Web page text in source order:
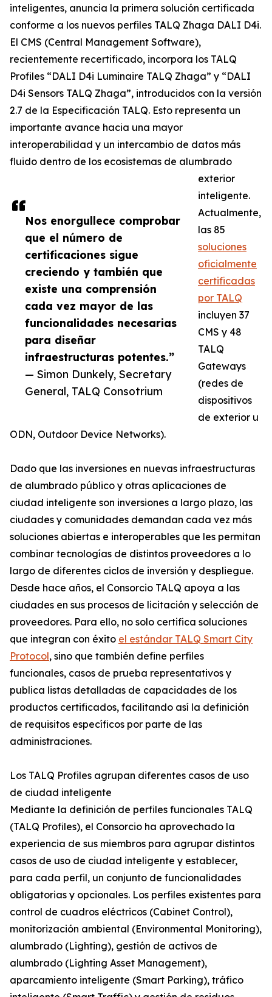
Nos enorgullece comprobar
que el número de
certificaciones sigue
creciendo y también que
existe una comprensión
cada vez mayor de las
funcionalidades necesarias
para diseñar
infraestructuras potentes.”
— Simon Dunkely, Secretary
General, TALQ Consotrium
inteligentes, anuncia la primera solución certificada
conforme a los nuevos perfiles TALQ Zhaga DALI D4i.
El CMS (Central Management Software),
recientemente recertificado, incorpora los TALQ
Profiles “DALI D4i Luminaire TALQ Zhaga” y “DALI
D4i Sensors TALQ Zhaga”, introducidos con la versión
2.7 de la Especificación TALQ. Esto representa un
importante avance hacia una mayor
interoperabilidad y un intercambio de datos más
fluido dentro de los ecosistemas de alumbrado
exterior
inteligente.
Actualmente,
las 85
soluciones
oficialmente
certificadas
por TALQ
incluyen 37
CMS y 48
TALQ
Gateways
(redes de
dispositivos
de exterior u
ODN, Outdoor Device Networks).
Dado que las inversiones en nuevas infraestructuras
de alumbrado público y otras aplicaciones de
ciudad inteligente son inversiones a largo plazo, las
ciudades y comunidades demandan cada vez más
soluciones abiertas e interoperables que les permitan
combinar tecnologías de distintos proveedores a lo
largo de diferentes ciclos de inversión y despliegue.
Desde hace años, el Consorcio TALQ apoya a las
ciudades en sus procesos de licitación y selección de
proveedores. Para ello, no solo certifica soluciones
que integran con éxito el estándar TALQ Smart City
Protocol, sino que también define perfiles
funcionales, casos de prueba representativos y
publica listas detalladas de capacidades de los
productos certificados, facilitando así la definición
de requisitos específicos por parte de las
administraciones.
Los TALQ Profiles agrupan diferentes casos de uso
de ciudad inteligente
Mediante la definición de perfiles funcionales TALQ
(TALQ Profiles), el Consorcio ha aprovechado la
experiencia de sus miembros para agrupar distintos
casos de uso de ciudad inteligente y establecer,
para cada perfil, un conjunto de funcionalidades
obligatorias y opcionales. Los perfiles existentes para
control de cuadros eléctricos (Cabinet Control),
monitorización ambiental (Environmental Monitoring),
alumbrado (Lighting), gestión de activos de
alumbrado (Lighting Asset Management),
aparcamiento inteligente (Smart Parking), tráfico